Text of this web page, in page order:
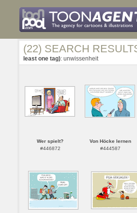
(22) SEARCH
least one tag): unwissenheit
Wer spielt?
#446872
Von Höcke lernen
#444587